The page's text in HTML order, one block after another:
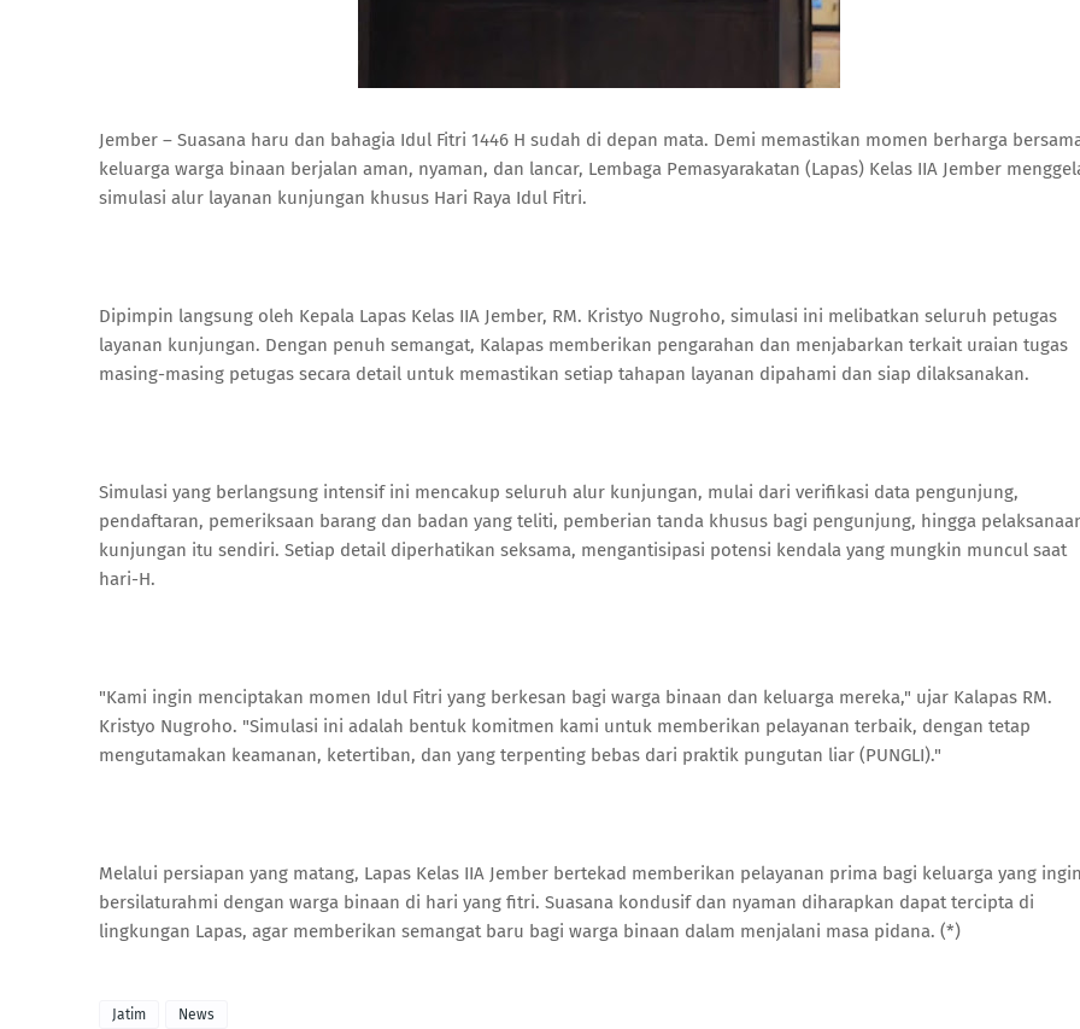
Jember – Suasana haru dan bahagia Idul Fitri 1446 H sudah di depan mata. Demi memastikan momen berharga
keluarga warga binaan berjalan aman, nyaman, dan lancar, Lembaga Pemasyarakatan (Lapas) Kelas IIA Jember
simulasi alur layanan kunjungan khusus Hari Raya Idul Fitri.
Dipimpin langsung oleh Kepala Lapas Kelas IIA Jember, RM. Kristyo Nugroho, simulasi ini melibatkan seluruh petugas
layanan kunjungan. Dengan penuh semangat, Kalapas memberikan pengarahan dan menjabarkan terkait uraian tugas
masing-masing petugas secara detail untuk memastikan setiap tahapan layanan dipahami dan siap dilaksanakan.
Simulasi yang berlangsung intensif ini mencakup seluruh alur kunjungan, mulai dari verifikasi data pengunjung,
pendaftaran, pemeriksaan barang dan badan yang teliti, pemberian tanda khusus bagi pengunjung, hingga
kunjungan itu sendiri. Setiap detail diperhatikan seksama, mengantisipasi potensi kendala yang mungkin muncul saat
hari-H.
"Kami ingin menciptakan momen Idul Fitri yang berkesan bagi warga binaan dan keluarga mereka," ujar Kalapas RM.
Kristyo Nugroho. "Simulasi ini adalah bentuk komitmen kami untuk memberikan pelayanan terbaik, dengan tetap
mengutamakan keamanan, ketertiban, dan yang terpenting bebas dari praktik pungutan liar (PUNGLI)."
Melalui persiapan yang matang, Lapas Kelas IIA Jember bertekad memberikan pelayanan prima bagi keluarga yang ingin
bersilaturahmi dengan warga binaan di hari yang fitri. Suasana kondusif dan nyaman diharapkan dapat tercipta di
lingkungan Lapas, agar memberikan semangat baru bagi warga binaan dalam menjalani masa pidana. (*)
Jatim News